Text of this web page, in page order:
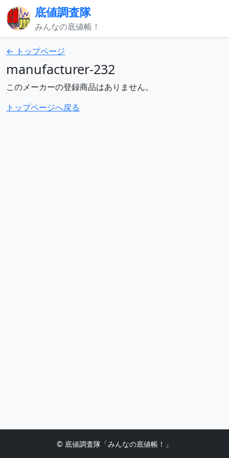
底値調査隊
みんなの底値帳！
← トップページ
manufacturer-232
このメーカーの登録商品はありません。
トップページへ戻る
© 底値調査隊「みんなの底値帳！」